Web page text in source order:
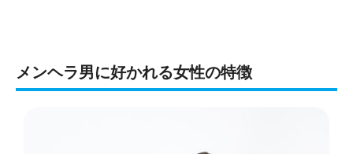
メンヘラ男に好かれる女性の特徴